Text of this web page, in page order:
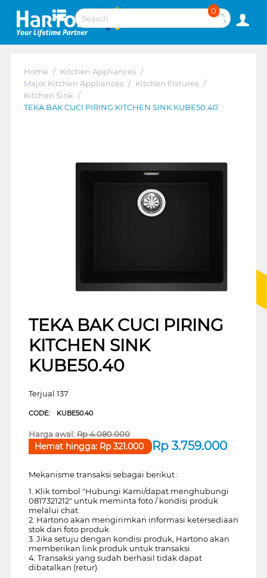
0
Home / Kitchen Appliances /
Major Kitchen Appliances / Kitchen Fixtures /
Kitchen Sink /
TEKA BAK CUCI PIRING KITCHEN SINK KUBE50.40
TEKA BAK CUCI PIRING
KITCHEN SINK
KUBE50.40
Terjual 137
CODE: KUBE50.40
Harga awal:Rp4.080.000
Rp 3.759.000
Hemat hingga: Rp321.000
Mekanisme transaksi sebagai berikut :
1. Klik tombol "Hubungi Kami/dapat menghubungi
0817321212" untuk meminta foto / kondisi produk
melalui chat.
2. Hartono akan mengirimkan informasi ketersediaan
stok dan foto produk.
3. Jika setuju dengan kondisi produk, Hartono akan
memberikan link produk untuk transaksi.
4. Transaksi yang sudah berhasil tidak dapat
dibatalkan (retur).